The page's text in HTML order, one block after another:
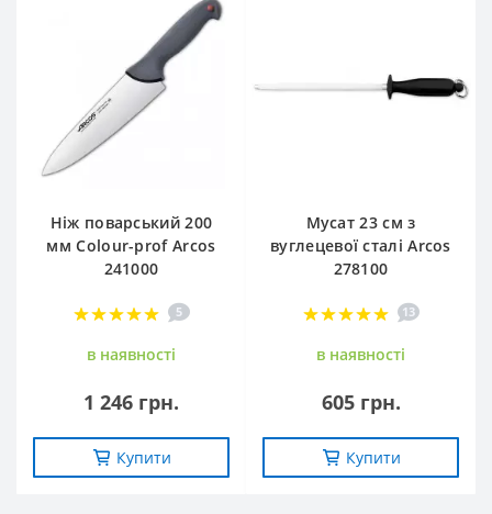
Ніж поварський 200
мм Сolour-prof Arcos
241000
5
в наявностi
1 246 грн.
Купити
Мусат 23 см з
вуглецевої сталі Arcos
278100
13
в наявностi
605 грн.
Купити